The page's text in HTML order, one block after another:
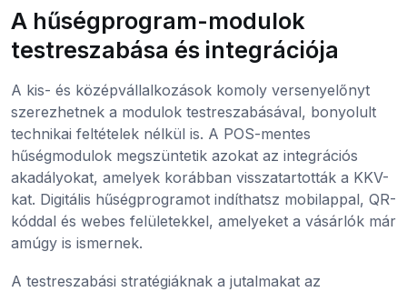
A hűségprogram-modulok
testreszabása és integrációja
A kis- és középvállalkozások komoly versenyelőnyt
szerezhetnek a modulok testreszabásával, bonyolult
technikai feltételek nélkül is. A POS-mentes
hűségmodulok megszüntetik azokat az integrációs
akadályokat, amelyek korábban visszatartották a KKV-
kat. Digitális hűségprogramot indíthatsz mobilappal, QR-
kóddal és webes felületekkel, amelyeket a vásárlók már
amúgy is ismernek.
A testreszabási stratégiáknak a jutalmakat az